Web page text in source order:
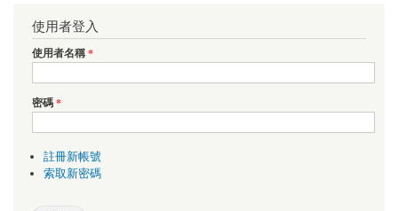
使用者登入
使用者名稱*
密碼*
註冊新帳號
索取新密碼